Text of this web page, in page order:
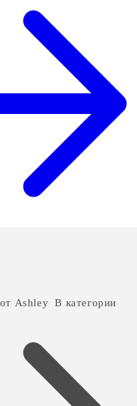
Ashley В категории